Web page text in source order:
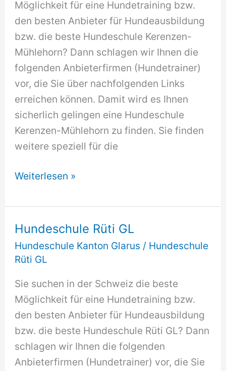
Möglichkeit für eine Hundetraining bzw.
den besten Anbieter für Hundeausbildung
bzw. die beste Hundeschule Kerenzen-
Mühlehorn? Dann schlagen wir Ihnen die
folgenden Anbieterfirmen (Hundetrainer)
vor, die Sie über nachfolgenden Links
erreichen können. Damit wird es Ihnen
sicherlich gelingen eine Hundeschule
Kerenzen-Mühlehorn zu finden. Sie finden
weitere speziell für die
Hundeschule
Mühlehorn
Weiterlesen »
Hundeschule Rüti GL
Hundeschule Kanton Glarus / Hundeschule
Rüti GL
Sie suchen in der Schweiz die beste
Möglichkeit für eine Hundetraining bzw.
den besten Anbieter für Hundeausbildung
bzw. die beste Hundeschule Rüti GL? Dann
schlagen wir Ihnen die folgenden
Anbieterfirmen (Hundetrainer) vor, die Sie